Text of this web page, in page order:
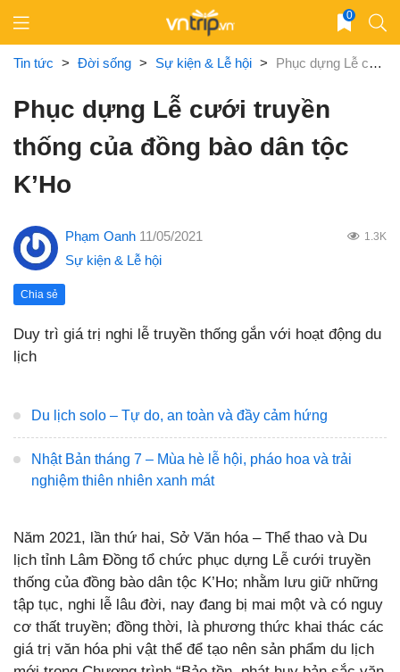
content
0
Tin tức > Đời sống > Sự kiện & Lễ hội > Phục dựng Lễ cưới truyền thống của đồng bào dân tộc K’Ho
Phục dựng Lễ cưới truyền
thống của đồng bào dân tộc
K’Ho
Phạm Oanh 11/05/2021 1.3K
Sự kiện & Lễ hội
Chia sẻ
Duy trì giá trị nghi lễ truyền thống gắn với hoạt động du
lịch
Du lịch solo – Tự do, an toàn và đầy cảm hứng
Nhật Bản tháng 7 – Mùa hè lễ hội, pháo hoa và trải
nghiệm thiên nhiên xanh mát
Năm 2021, lần thứ hai, Sở Văn hóa – Thể thao và Du
lịch tỉnh Lâm Đồng tổ chức phục dựng Lễ cưới truyền
thống của đồng bào dân tộc K’Ho; nhằm lưu giữ những
tập tục, nghi lễ lâu đời, nay đang bị mai một và có nguy
cơ thất truyền; đồng thời, là phương thức khai thác các
giá trị văn hóa phi vật thể để tạo nên sản phẩm du lịch